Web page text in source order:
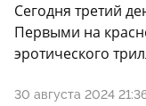
Сегодня третий
Первыми на
эротического
30 августа 2024